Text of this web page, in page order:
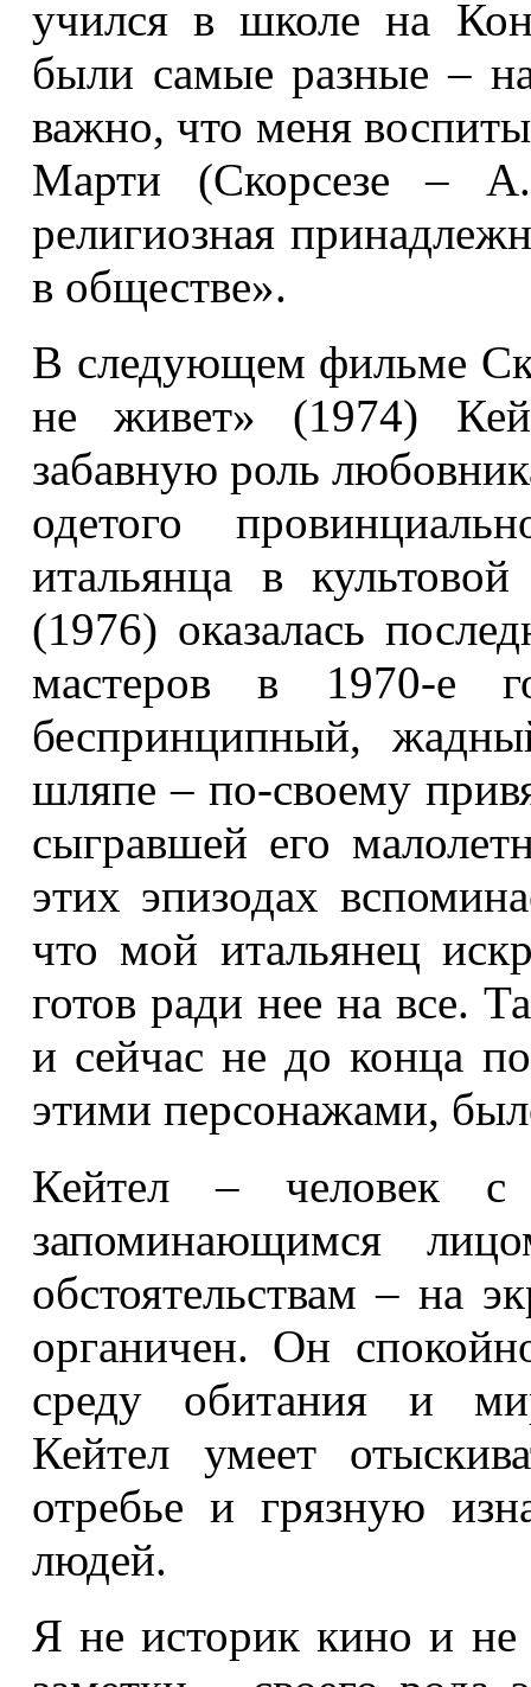
учился в школе на
были самые разные –
важно, что меня
Марти (Скорсезе –
религиозная
в обществе».
В следующем фильме
не живет» (1974)
забавную роль
одетого
итальянца в
(1976) оказалась
мастеров в 1970-е
беспринципный,
шляпе – по-своему
сыгравшей его
этих эпизодах
что мой итальянец
готов ради нее на все.
и сейчас не до конца
этими персонажами,
Кейтел – человек
запоминающимся
обстоятельствам – на
органичен. Он
среду обитания и
Кейтел умеет
отребье и грязную
людей.
Я не историк кино и